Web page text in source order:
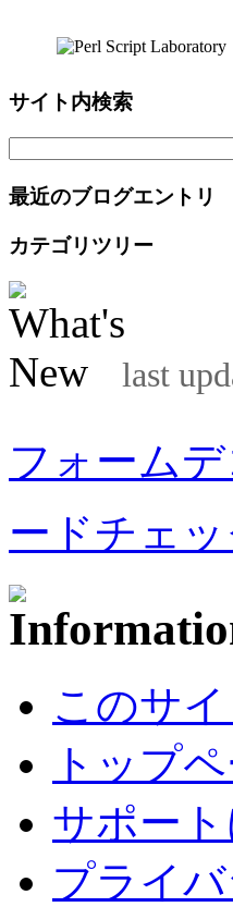
サイト内検索
最近のブログエントリ
カテゴリツリー
last
フォーム
ードチェッ
このサ
トップ
サポー
プライ